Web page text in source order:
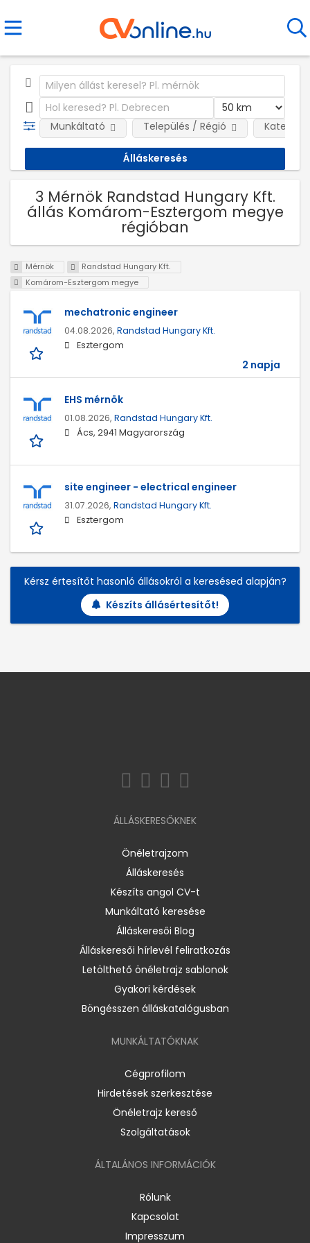
Munkáltató Település / Régió
3 Mérnök Randstad Hungary Kft.
állás Komárom-Esztergom megye
régióban
Mérnök
Randstad Hungary Kft.
Komárom-Esztergom megye
mechatronic engineer
04.08.2026, Randstad Hungary Kft.
Esztergom
2 napja
EHS mérnök
01.08.2026, Randstad Hungary Kft.
Ács, 2941 Magyarország
site engineer - electrical engineer
31.07.2026, Randstad Hungary Kft.
Esztergom
Kérsz értesítőt hasonló állásokról a keresésed alapján?
Készíts állásértesítőt!
ÁLLÁSKERESŐKNEK
Önéletrajzom
Álláskeresés
Készíts angol CV-t
Munkáltató keresése
Álláskeresői Blog
Álláskeresői hírlevél feliratkozás
Letölthető önéletrajz sablonok
Gyakori kérdések
Böngésszen álláskatalógusban
MUNKÁLTATÓKNAK
Cégprofilom
Hirdetések szerkesztése
Önéletrajz kereső
Szolgáltatások
ÁLTALÁNOS INFORMÁCIÓK
Rólunk
Kapcsolat
Impresszum